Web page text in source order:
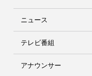
ニュース
テレビ番組
アナウンサー